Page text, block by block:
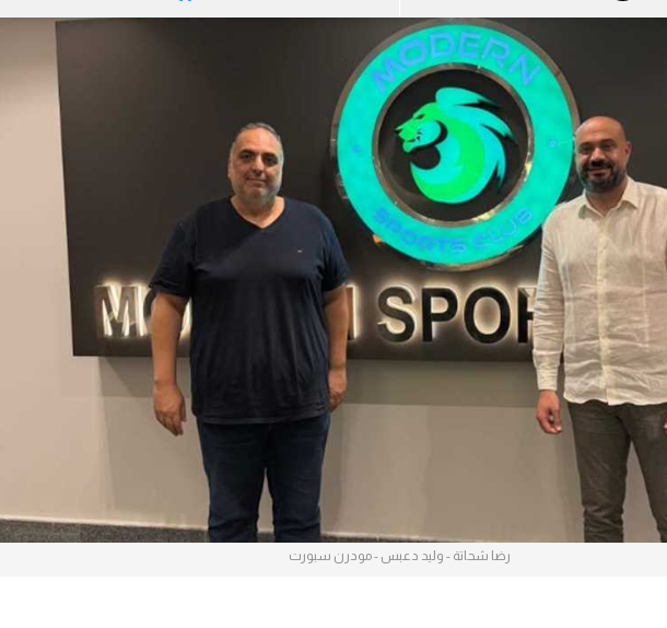
الدوري السعودي للمحترفين
دوري أبطال أوروبا
دوري أبطال إفريقيا
كل البطولات
رياضات أخرى
آسيا
ركن الألعاب
رضا شحاتة - وليد دعبس - مودرن سبورت